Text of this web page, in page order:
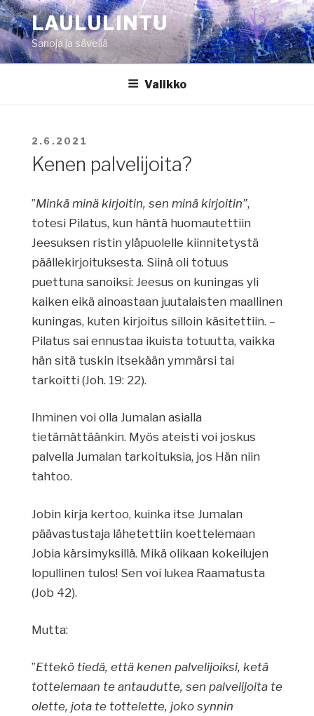
Siirry
sisältöönLAULULINTU
Sanoja ja säveliä
Valikko
JULKAISTU
2.6.2021
Kenen palvelijoita?
”Minkä minä kirjoitin, sen minä kirjoitin”,
totesi Pilatus, kun häntä huomautettiin
Jeesuksen ristin yläpuolelle kiinnitetystä
päällekirjoituksesta. Siinä oli totuus
puettuna sanoiksi: Jeesus on kuningas yli
kaiken eikä ainoastaan juutalaisten maallinen
kuningas, kuten kirjoitus silloin käsitettiin. –
Pilatus sai ennustaa ikuista totuutta, vaikka
hän sitä tuskin itsekään ymmärsi tai
tarkoitti (Joh. 19: 22).
Ihminen voi olla Jumalan asialla
tietämättäänkin. Myös ateisti voi joskus
palvella Jumalan tarkoituksia, jos Hän niin
tahtoo.
Jobin kirja kertoo, kuinka itse Jumalan
päävastustaja lähetettiin koettelemaan
Jobia kärsimyksillä. Mikä olikaan kokeilujen
lopullinen tulos! Sen voi lukea Raamatusta
(Job 42).
Mutta:
”Ettekö tiedä, että kenen palvelijoiksi, ketä
tottelemaan te antaudutte, sen palvelijoita te
olette, jota te tottelette, joko synnin